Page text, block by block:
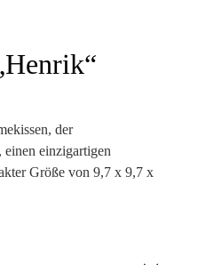
der
einen einzigartigen
Größe von 9,7 x 9,7 x
60 g passt es mühelos